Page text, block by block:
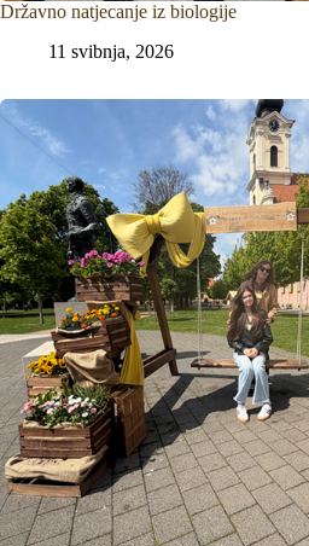
Državno natjecanje iz biologije
11 svibnja, 2026